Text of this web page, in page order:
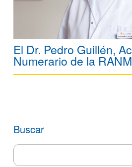
El Dr. Pedro Guillén,
Numerario de la RANM
Buscar
Search
for: